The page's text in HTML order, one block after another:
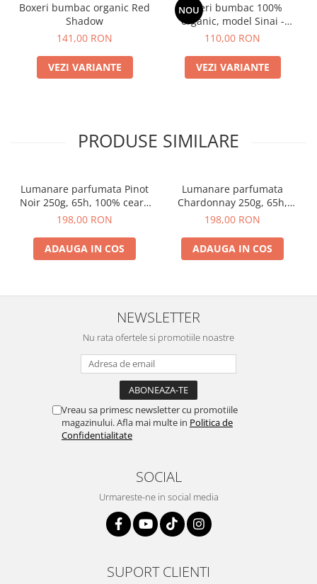
Boxeri bumbac organic Red
Shadow
141,00 RON
VEZI VARIANTE
NOU
Boxeri bumbac 100%
organic, model Sinai -
diverse marimi
110,00 RON
VEZI VARIANTE
PRODUSE SIMILARE
Lumanare parfumata Pinot
Noir 250g, 65h, 100% ceara
vegetala
198,00 RON
ADAUGA IN COS
Lumanare parfumata
Chardonnay 250g, 65h,
100% ceara vegetala
198,00 RON
ADAUGA IN COS
NEWSLETTER
Nu rata ofertele si promotiile noastre
Vreau sa primesc newsletter cu promotiile
magazinului. Afla mai multe in Politica de
Confidentialitate
SOCIAL
Urmareste-ne in social media
SUPORT CLIENTI